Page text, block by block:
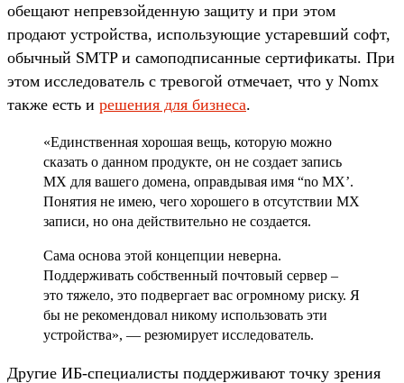
обещают непревзойденную защиту и при этом
продают устройства, использующие устаревший софт,
обычный SMTP и самоподписанные сертификаты. При
этом исследователь с тревогой отмечает, что у Nomx
также есть и решения для бизнеса.
«Единственная хорошая вещь, которую можно
сказать о данном продукте, он не создает запись
MX для вашего домена, оправдывая имя “no MX’.
Понятия не имею, чего хорошего в отсутствии MX
записи, но она действительно не создается.
Сама основа этой концепции неверна.
Поддерживать собственный почтовый сервер –
это тяжело, это подвергает вас огромному риску. Я
бы не рекомендовал никому использовать эти
устройства», — резюмирует исследователь.
Другие ИБ-специалисты поддерживают точку зрения